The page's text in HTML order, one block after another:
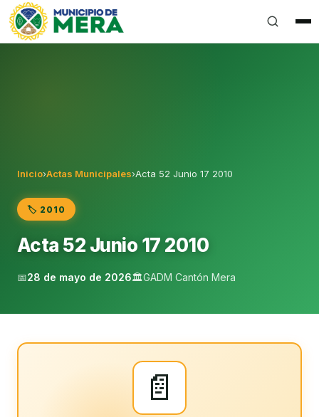
Gobierno Autónomo Descentralizado Municipal del
Inicio›Actas Municipales›Acta 52 Junio 17 2010
🏷️ 2010
Acta 52 Junio 17 2010
📅28 de mayo de 2026🏛️GADM Cantón Mera
📄